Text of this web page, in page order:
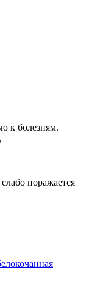
к болезням.
поражается